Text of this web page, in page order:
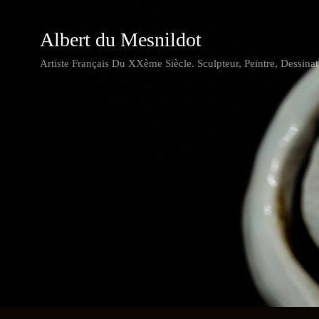
Albert du Mesnildot
Artiste Français Du XXème Siècle. Sculpteur, Peintre,